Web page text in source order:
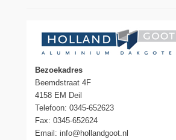
Bezoekadres
Beemdstraat 4F
4158 EM Deil
Telefoon: 0345-652623
Fax: 0345-652624
Email: info@hollandgoot.nl